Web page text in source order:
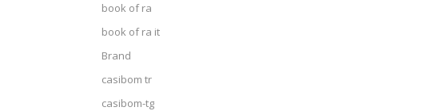
book of ra
book of ra it
Brand
casibom tr
casibom-tg